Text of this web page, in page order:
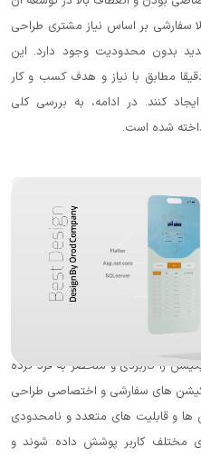
مشتری طراحی
وجود دارد. این
و هدف کسب و کار
به بررسی کلی
و گزارشی
را برای پیگیری
تجربه کاربری
افزودن، حذف و
گیرد و هر سفر
گزارش است.
به فرد کرده
اختصاصی طراحی
و نامحدودی
داده شوند و